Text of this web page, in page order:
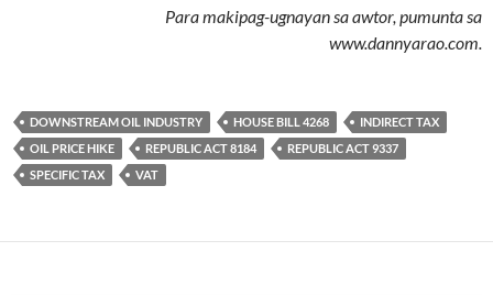
Para makipag-ugnayan sa awtor, pumunta sa
www.dannyarao.com.
DOWNSTREAM OIL INDUSTRY HOUSE BILL 4268
INDIRECT TAX
OIL PRICE HIKE
REPUBLIC ACT 8184
REPUBLIC ACT 9337
SPECIFIC TAX
VAT